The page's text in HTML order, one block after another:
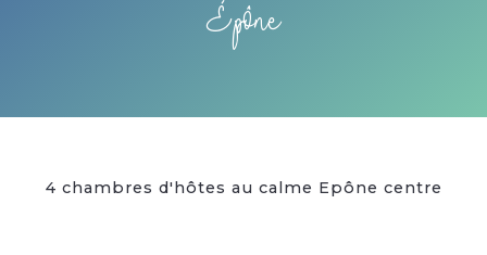
Épône
4 chambres d'hôtes au calme Epône centre